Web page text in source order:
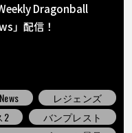
Weekly Dragonball
」配信！
レジェンズ
2
バンプレスト